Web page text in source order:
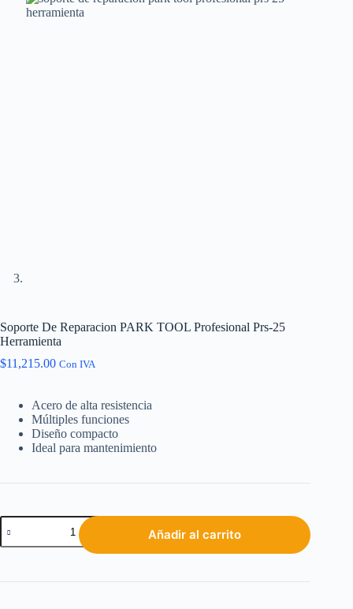
Soporte De Reparacion PARK TOOL Profesional Prs-25
Herramienta
$11,215.00 Con IVA
Acero de alta resistencia
Múltiples funciones
Diseño compacto
Ideal para mantenimiento
Añadir al carrito